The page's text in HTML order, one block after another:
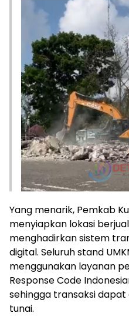
Yang menarik, Pemkab
menyiapkan lokasi
menghadirkan sistem
digital. Seluruh stand
menggunakan layanan
Response Code
sehingga transaksi
tunai.